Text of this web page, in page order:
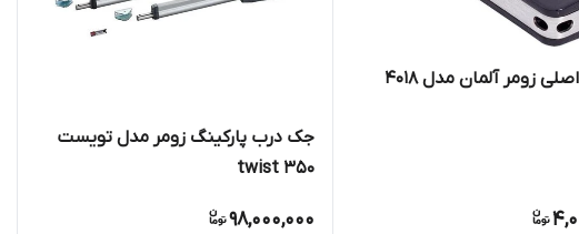
ریموت اصلی زومر آلمان مدل ۴۰۱۸
جک درب پارکینگ زومر مدل تویست
twist 350
98,000,000